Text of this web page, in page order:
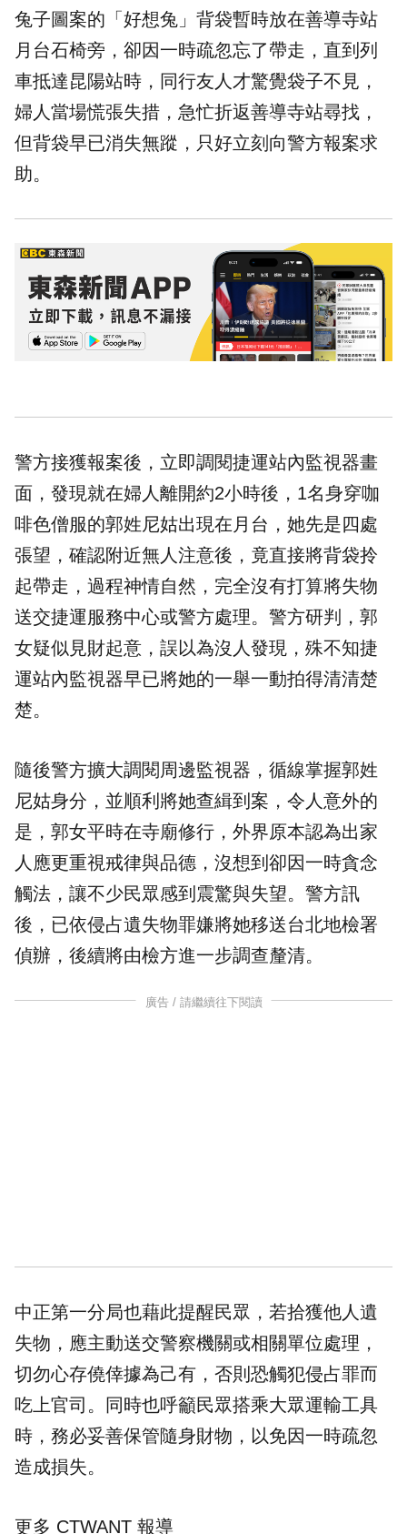
兔子圖案的「好想兔」背袋暫時放在善導寺站
月台石椅旁，卻因一時疏忽忘了帶走，直到列
車抵達昆陽站時，同行友人才驚覺袋子不見，
婦人當場慌張失措，急忙折返善導寺站尋找，
但背袋早已消失無蹤，只好立刻向警方報案求
助。
警方接獲報案後，立即調閱捷運站內監視器畫
面，發現就在婦人離開約2小時後，1名身穿咖
啡色僧服的郭姓尼姑出現在月台，她先是四處
張望，確認附近無人注意後，竟直接將背袋拎
起帶走，過程神情自然，完全沒有打算將失物
送交捷運服務中心或警方處理。警方研判，郭
女疑似見財起意，誤以為沒人發現，殊不知捷
運站內監視器早已將她的一舉一動拍得清清楚
楚。
隨後警方擴大調閱周邊監視器，循線掌握郭姓
尼姑身分，並順利將她查緝到案，令人意外的
是，郭女平時在寺廟修行，外界原本認為出家
人應更重視戒律與品德，沒想到卻因一時貪念
觸法，讓不少民眾感到震驚與失望。警方訊
後，已依侵占遺失物罪嫌將她移送台北地檢署
偵辦，後續將由檢方進一步調查釐清。
廣告 / 請繼續往下閱讀
中正第一分局也藉此提醒民眾，若拾獲他人遺
失物，應主動送交警察機關或相關單位處理，
切勿心存僥倖據為己有，否則恐觸犯侵占罪而
吃上官司。同時也呼籲民眾搭乘大眾運輸工具
時，務必妥善保管隨身財物，以免因一時疏忽
造成損失。
更多 CTWANT 報導